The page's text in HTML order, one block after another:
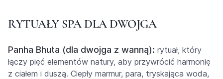
RYTUAŁY SPA DLA DWOJGA
Panha Bhuta (dla dwojga z wanną): rytuał, który
łączy pięć elementów natury, aby przywrócić harmonię
z ciałem i duszą. Ciepły marmur, para, tryskająca woda,